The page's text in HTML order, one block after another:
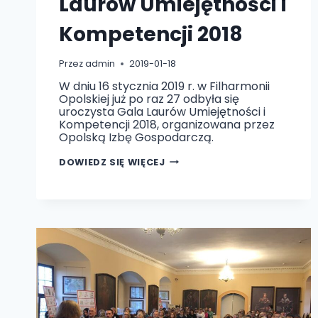
Kompetencji 2018
Przezadmin 2019-01-18
W dniu 16 stycznia 2019 r. w Filharmonii
Opolskiej już po raz 27 odbyła się
uroczysta Gala Laurów Umiejętności i
Kompetencji 2018, organizowana przez
Opolską Izbę Gospodarczą.
DOWIEDZ SIĘ WIĘCEJUROCZYSTA